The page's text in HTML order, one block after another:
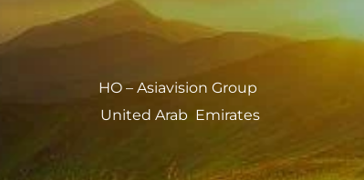
HO – Asiavision Group
United Arab Emirates